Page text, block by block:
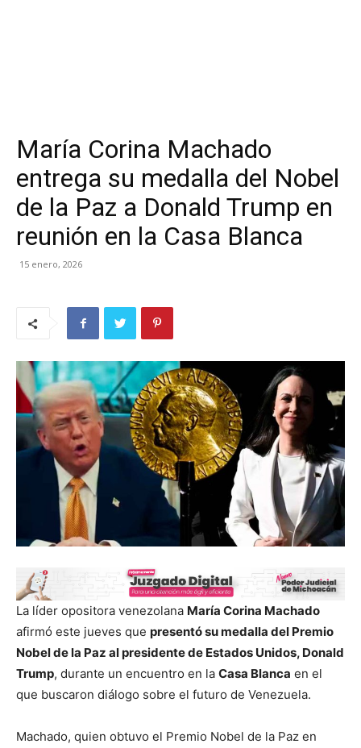
María Corina Machado
entrega su medalla del Nobel
de la Paz a Donald Trump en
reunión en la Casa Blanca
15 enero, 2026
La líder opositora venezolana María Corina Machado
afirmó este jueves que presentó su medalla del Premio
Nobel de la Paz al presidente de Estados Unidos, Donald
Trump, durante un encuentro en la Casa Blanca en el
que buscaron diálogo sobre el futuro de Venezuela.
Machado, quien obtuvo el Premio Nobel de la Paz en